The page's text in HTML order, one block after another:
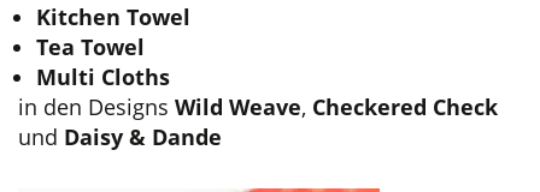
Kitchen Towel
Tea Towel
Multi Cloths
in den Designs Wild Weave, Checkered Check
und Daisy & Dande